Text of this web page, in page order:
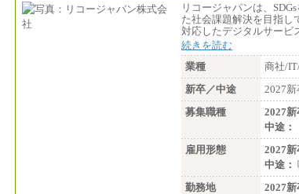
リコージャパンは、
た社会課題解決を目指し
対応したデジタルサービ
続きを読む
業種
商社/
新卒／中途
2027
募集職種
2027新
中途：
雇用形態
2027新
中途：
勤務地
2027新